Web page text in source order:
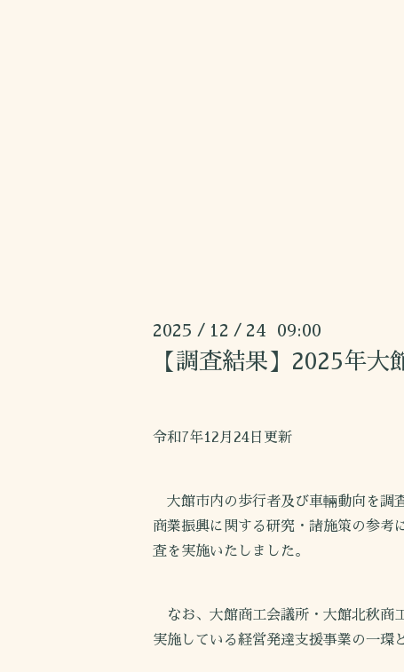
2025 / 12 / 24 09:00
【調査結果】2025年
令和7年12月24日更新
大館市内の歩行者及び車輛動向を調
商業振興に関する研究・諸施策の参考
査を実施いたしました。
なお、大館商工会議所・大館北秋商
実施している経営発達支援事業の一環